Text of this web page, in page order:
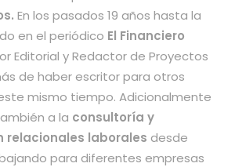
En los pasados 19 años hasta la
en el periódico El Financiero
Editorial y Redactor de Proyectos
de haber escritor para otros
mismo tiempo. Adicionalmente
a la consultoría y
relacionales laborales desde
para diferentes empresas